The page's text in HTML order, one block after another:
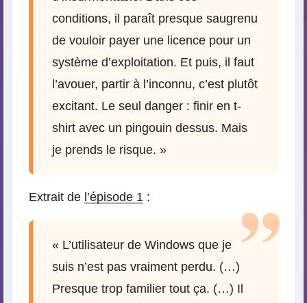
conditions, il paraît presque saugrenu
de vouloir payer une licence pour un
système d’exploitation. Et puis, il faut
l’avouer, partir à l’inconnu, c’est plutôt
excitant. Le seul danger : finir en t-
shirt avec un pingouin dessus. Mais
je prends le risque. »
Extrait de l’épisode 1 :
« L’utilisateur de Windows que je
suis n’est pas vraiment perdu. (…)
Presque trop familier tout ça. (…) Il